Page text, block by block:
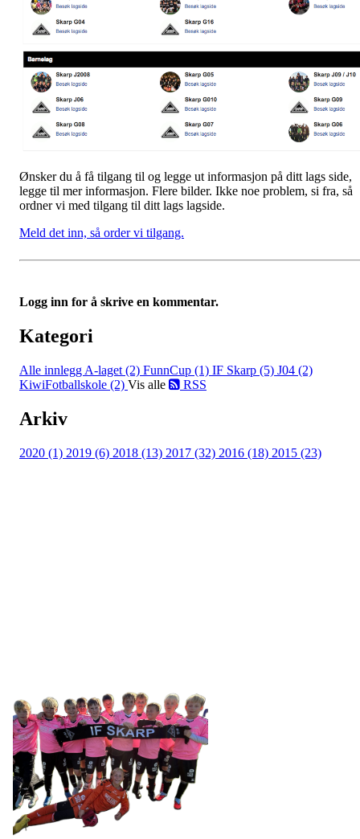
Ønsker du å få tilgang til og legge ut informasjon på ditt lags side,
legge til mer informasjon. Flere bilder. Ikke noe problem, si fra, så
ordner vi med tilgang til ditt lags lagside.
Meld det inn, så order vi tilgang.
Logg inn for å skrive en kommentar.
Kategori
Alle innlegg A-laget (2) FunnCup (1) IF Skarp (5) J04 (2)
KiwiFotballskole (2) Vis alle RSS
Arkiv
2020 (1) 2019 (6) 2018 (13) 2017 (32) 2016 (18) 2015 (23)